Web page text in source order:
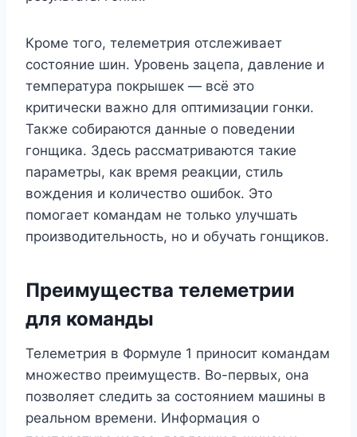
Кроме того, телеметрия отслеживает
состояние шин. Уровень зацепа, давление и
температура покрышек — всё это
критически важно для оптимизации гонки.
Также собираются данные о поведении
гонщика. Здесь рассматриваются такие
параметры, как время реакции, стиль
вождения и количество ошибок. Это
помогает командам не только улучшать
производительность, но и обучать гонщиков.
Преимущества телеметрии
для команды
Телеметрия в Формуле 1 приносит командам
множество преимуществ. Во-первых, она
позволяет следить за состоянием машины в
реальном времени. Информация о